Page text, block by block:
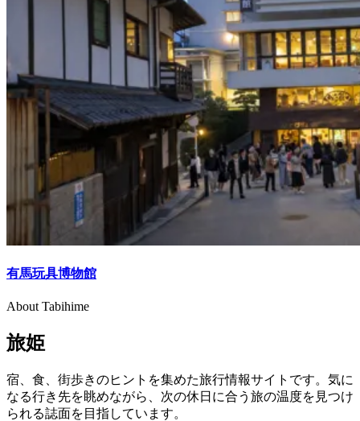
有馬玩具博物館
About Tabihime
旅姫
宿、食、街歩きのヒントを集めた旅行情報サイトです。気に
なる行き先を眺めながら、次の休日に合う旅の温度を見つけ
られる誌面を目指しています。